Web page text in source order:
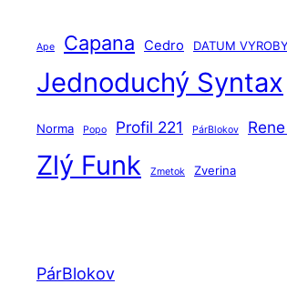
Ape Capana Cedro DATUM
Jednoduchý Syntax
Norma Popo Profil 221 PárBlokov
Zlý Funk Zmetok Zverina
PárBlokov